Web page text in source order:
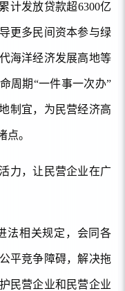
计发放贷款超6300亿
更多民间资本参与绿
海洋经济发展高地等
周期“一件事一次办”
制宜，为民营经济高
点。
力，让民营企业在广
法相关规定，会同各
平竞争障碍，解决拖
民营企业和民营企业